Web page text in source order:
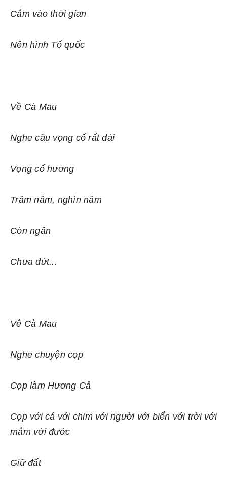
Cắm vào thời gian
Nên hình Tổ quốc
Về Cà Mau
Nghe câu vọng cổ rất dài
Vọng cố hương
Trăm năm, nghìn năm
Còn ngân
Chưa dứt...
Về Cà Mau
Nghe chuyện cọp
Cọp làm Hương Cả
Cọp với cá với chim với người với biển với trời với
mắm với đước
Giữ đất